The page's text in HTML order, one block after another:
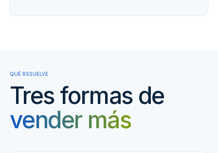
QUÉ RESUELVE
Tres formas de
vender más